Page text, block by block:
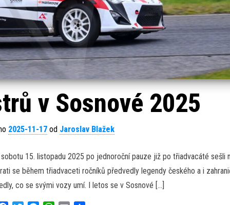
v Sosnové 2025
2025-11-17 od Jaroslav Blažek
15. listopadu 2025 po jednoroční pauze již po třiadvacáté sešli
se během třiadvaceti ročníků předvedly legendy českého a i
co se svými vozy umí. I letos se v Sosnové […]